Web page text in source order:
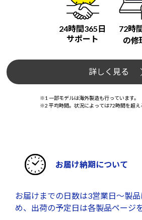
24時間365日
サポート
72時
の修
詳しく見る
※1 一部モデルは海外製造も行っています。
※2 平均時間。状況によっては72時間を超え
お届け納期について
お届けまでの日数は3営業日～製
め、出荷の予定日は各製品ページ